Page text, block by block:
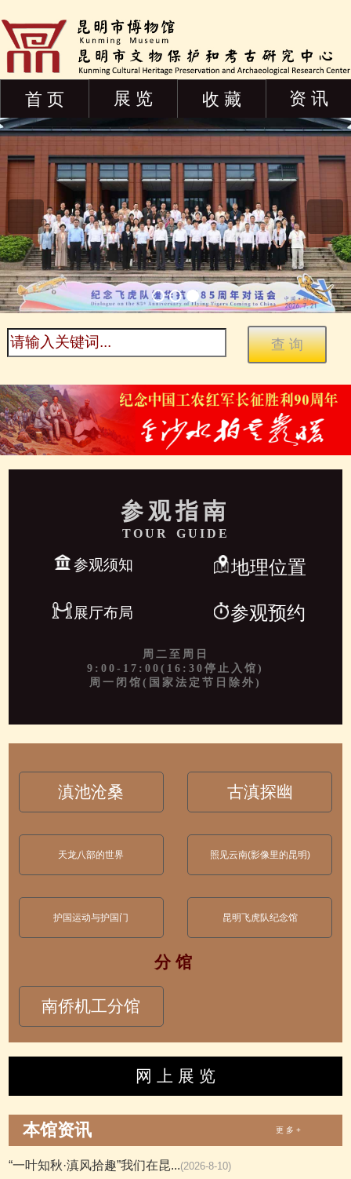
首 页 展 览 收 藏 资 讯
参观指南
TOUR GUIDE
参观须知 地理位置
展厅布局 参观预约
周二至周日
9:00-17:00(16:30停止入馆)
周一闭馆(国家法定节日除外)
滇池沧桑 古滇探幽
天龙八部的世界 照见云南(影像里的昆明)
护国运动与护国门 昆明飞虎队纪念馆
分 馆
南侨机工分馆
网 上 展 览
本馆资讯 更 多 +
“一叶知秋·滇风拾趣”我们在昆...(2026-8-10)